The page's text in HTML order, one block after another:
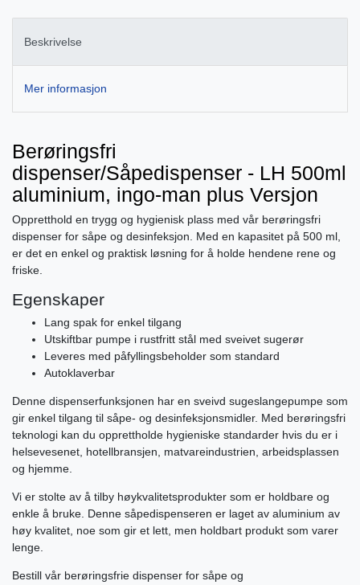
Beskrivelse
Mer informasjon
Berøringsfri
dispenser/Såpedispenser - LH 500ml
aluminium, ingo-man plus Versjon
Oppretthold en trygg og hygienisk plass med vår berøringsfri
dispenser for såpe og desinfeksjon. Med en kapasitet på 500 ml,
er det en enkel og praktisk løsning for å holde hendene rene og
friske.
Egenskaper
Lang spak for enkel tilgang
Utskiftbar pumpe i rustfritt stål med sveivet sugerør
Leveres med påfyllingsbeholder som standard
Autoklaverbar
Denne dispenserfunksjonen har en sveivd sugeslangepumpe som
gir enkel tilgang til såpe- og desinfeksjonsmidler. Med berøringsfri
teknologi kan du opprettholde hygieniske standarder hvis du er i
helsevesenet, hotellbransjen, matvareindustrien, arbeidsplassen
og hjemme.
Vi er stolte av å tilby høykvalitetsprodukter som er holdbare og
enkle å bruke. Denne såpedispenseren er laget av aluminium av
høy kvalitet, noe som gir et lett, men holdbart produkt som varer
lenge.
Bestill vår berøringsfrie dispenser for såpe og